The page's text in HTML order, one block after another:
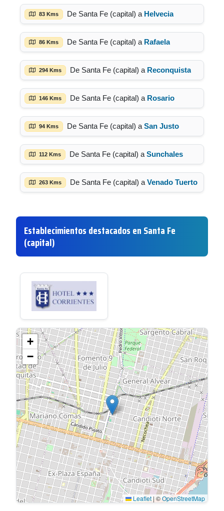
83 Kms De Santa Fe (capital) a Helvecia
86 Kms De Santa Fe (capital) a Rafaela
294 Kms De Santa Fe (capital) a Reconquista
146 Kms De Santa Fe (capital) a Rosario
94 Kms De Santa Fe (capital) a San Justo
112 Kms De Santa Fe (capital) a Sunchales
263 Kms De Santa Fe (capital) a Venado Tuerto
Establecimientos destacados en Santa Fe
(capital)
+
−
Leaflet | ©OpenStreetMap